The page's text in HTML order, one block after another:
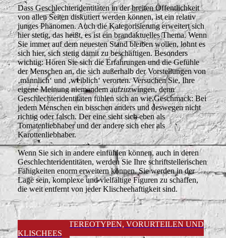
Dass Geschlechteridentitäten in der breiten Öffentlichkeit
von allen Seiten diskutiert werden können, ist ein relativ
junges Phänomen. Auch die Kategorisierung erweitert sich
hier stetig, das heißt, es ist ein brandaktuelles Thema. Wenn
Sie immer auf dem neuesten Stand bleiben wollen, lohnt es
sich hier, sich stetig damit zu beschäftigen. Besonders
wichtig: Hören Sie sich die Erfahrungen und die Gefühle
der Menschen an, die sich außerhalb der Vorstellungen von
‚männlich‘ und ‚weiblich‘ verorten. Versuchen Sie, Ihre
eigene Meinung niemandem aufzuzwingen, denn
Geschlechteridentitäten fühlen sich an wie Geschmack: Bei
jedem Menschen ein bisschen anders und deswegen nicht
richtig oder falsch. Der eine sieht sich eben als
Tomatenliebhaber und der andere sich eher als
Karottenliebhaber.
Wenn Sie sich in andere einfühlen können, auch in deren
Geschlechteridentitäten, werden Sie Ihre schriftstellerischen
Fähigkeiten enorm erweitern können. Sie werden in der
Lage sein, komplexe und vielfältige Figuren zu schaffen,
die weit entfernt von jeder Klischeehaftigkeit sind.
MEHR ZU STEREOTYPEN, VORURTEILEN UND
KLISCHEES